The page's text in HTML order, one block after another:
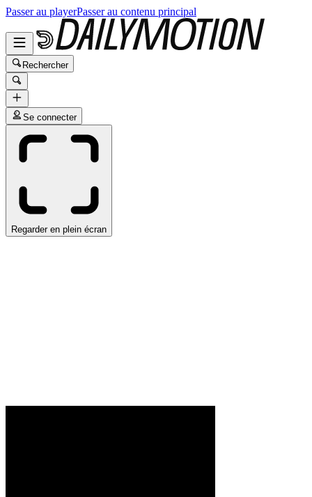
Passer au playerPasser au contenu principal
Rechercher
Se connecter
Regarder en plein écran